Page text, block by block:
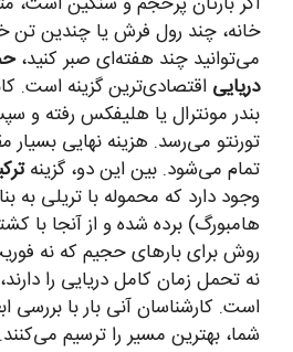
خانه، چند رول فرش یا چندین تن
می‌توانید چند هفته‌ای صبر کنید،
دریایی اقتصادی‌ترین گزینه است.
بندر مونترال یا هلیفکس رفته و
تورنتو می‌رسد. هزینه نهایی بسیار
تمام می‌شود. بین این دو، گزینه
وجود دارد که محموله با تریلی به
هامبورگ) برده شده و از آنجا با
روش برای بارهای حجیم که نه
نه تحمل زمان کامل دریایی را
است. کارشناسان آنی بار با بررسی
شما، بهترین مسیر را ترسیم می‌کنند.